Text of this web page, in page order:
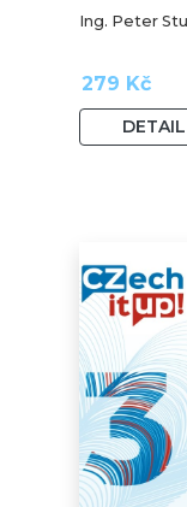
Ing. Peter
279 Kč